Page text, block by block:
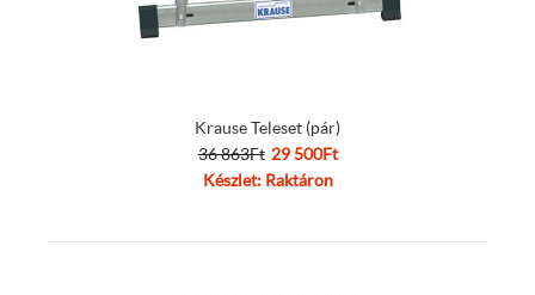
Krause Teleset (pár)
36 863Ft 29 500Ft
Készlet: Raktáron